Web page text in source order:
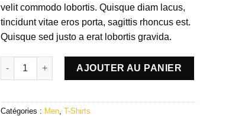
velit commodo lobortis. Quisque diam lacus,
tincidunt vitae eros porta, sagittis rhoncus est.
Quisque sed justo a erat lobortis gravida.
quantité de Lawrance Polo Tee Jack & Jones
AJOUTER AU PANIER
Catégories : Men T-Shirts